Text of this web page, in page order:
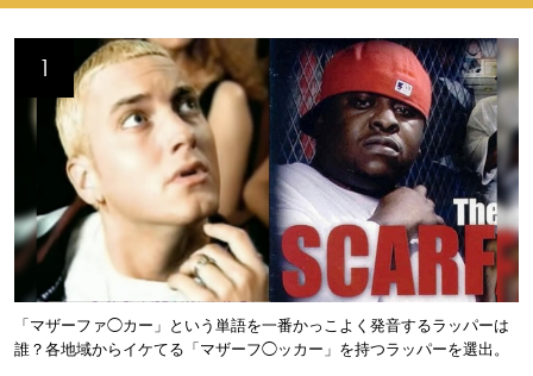
「マザーファ◯カー」という単語を一番かっこよく発音するラッパーは
誰？各地域からイケてる「マザーフ◯ッカー」を持つラッパーを選出。